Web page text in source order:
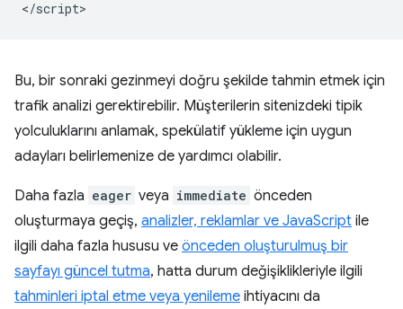
Bu, bir sonraki gezinmeyi doğru şekilde tahmin etmek için
trafik analizi gerektirebilir. Müşterilerin sitenizdeki tipik
yolculuklarını anlamak, spekülatif yükleme için uygun
adayları belirlemenize de yardımcı olabilir.
Daha fazla eager veya immediate önceden
oluşturmaya geçiş, analizler, reklamlar ve JavaScript ile
ilgili daha fazla hususu ve önceden oluşturulmuş bir
sayfayı güncel tutma, hatta durum değişiklikleriyle ilgili
tahminleri iptal etme veya yenileme ihtiyacını da